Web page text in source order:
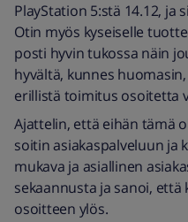
PlayStation 5:stä 14.12, ja
Otin myös kyseiselle
posti hyvin tukossa näin
hyvältä, kunnes
erillistä toimitus osoitetta
Ajattelin, että eihän tämä
soitin asiakaspalveluun ja
mukava ja asiallinen
sekaannusta ja sanoi,
osoitteen ylös.